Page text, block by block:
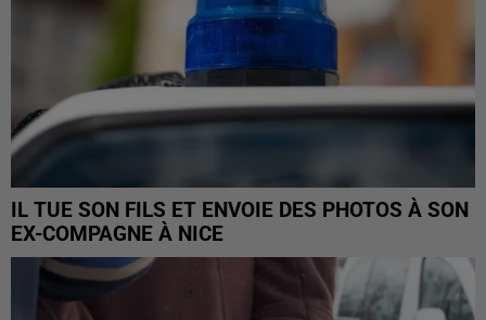
IL TUE SON FILS ET ENVOIE DES PHOTOS À SON
EX-COMPAGNE À NICE